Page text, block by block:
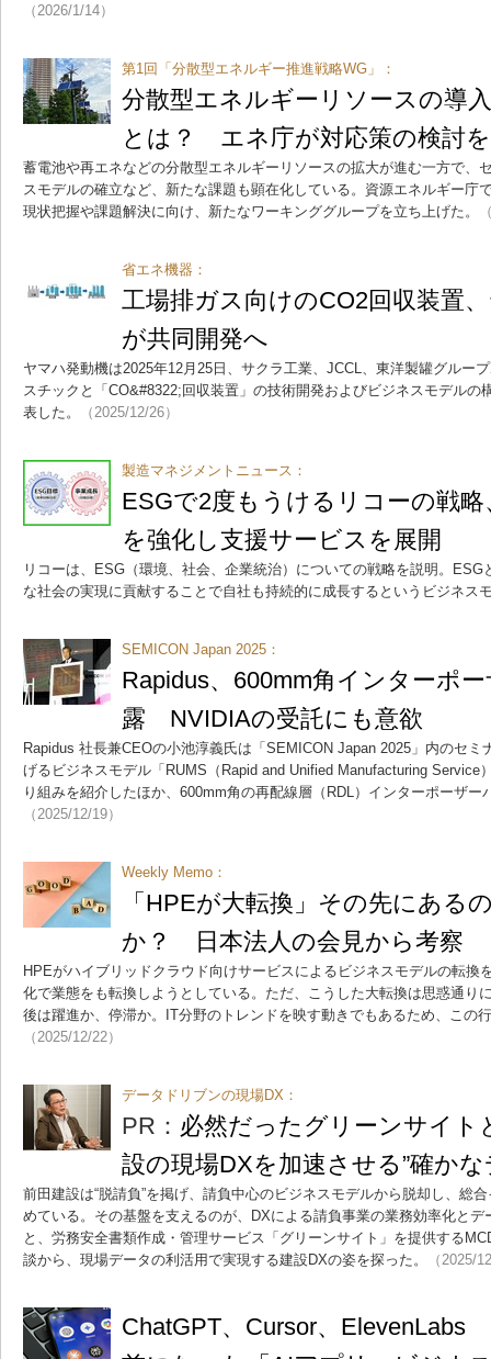
（2026/1/14）
第1回「分散型エネルギー推進戦略WG」：
分散型エネルギーリソースの導
とは？ エネ庁が対応策の検討
蓄電池や再エネなどの分散型エネルギーリソースの拡大が進む一方で、
スモデルの確立など、新たな課題も顕在化している。資源エネルギー庁
現状把握や課題解決に向け、新たなワーキンググループを立ち上げた。
省エネ機器：
工場排ガス向けのCO2回収装置
が共同開発へ
ヤマハ発動機は2025年12月25日、サクラ工業、JCCL、東洋製罐グルー
スチックと「CO&#8322;回収装置」の技術開発およびビジネスモデルの
表した。
（2025/12/26）
製造マネジメントニュース：
ESGで2度もうけるリコーの戦
を強化し支援サービスを展開
リコーは、ESG（環境、社会、企業統治）についての戦略を説明。
な社会の実現に貢献することで自社も持続的に成長するというビジネス
SEMICON Japan 2025：
Rapidus、600mm角インターポ
露 NVIDIAの受託にも意欲
Rapidus 社長兼CEOの小池淳義氏は「SEMICON Japan 2025」内のセミ
げるビジネスモデル「RUMS（Rapid and Unified Manufacturing Service
り組みを紹介したほか、600mm角の再配線層（RDL）インターポーザー
（2025/12/19）
Weekly Memo：
「HPEが大転換」その先にある
か？ 日本法人の会見から考察
HPEがハイブリッドクラウド向けサービスによるビジネスモデルの転換
化で業態をも転換しようとしている。ただ、こうした大転換は思惑通り
後は躍進か、停滞か。IT分野のトレンドを映す動きでもあるため、この
（2025/12/22）
データドリブンの現場DX：
PR： 必然だったグリーンサイ
設の現場DXを加速させる”確かな
前田建設は“脱請負”を掲げ、請負中心のビジネスモデルから脱却し、総
めている。その基盤を支えるのが、DXによる請負事業の業務効率化と
と、労務安全書類作成・管理サービス「グリーンサイト」を提供する
談から、現場データの利活用で実現する建設DXの姿を探った。
（2025/
ChatGPT、Cursor、ElevenLabs